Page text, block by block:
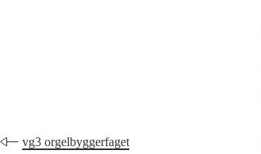
vg3 orgelbyggerfaget